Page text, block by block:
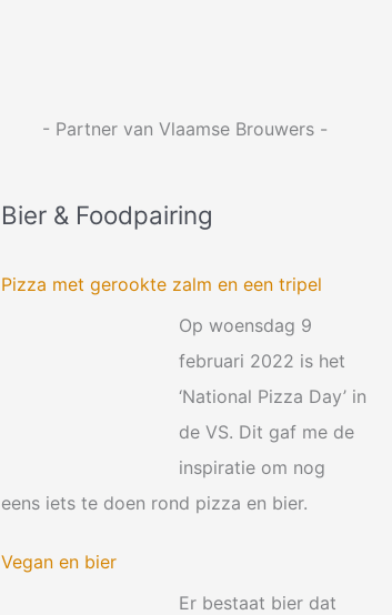
- Partner van Vlaamse Brouwers -
Bier & Foodpairing
Pizza met gerookte zalm en een tripel
Op woensdag 9
februari 2022 is het
‘National Pizza Day’ in
de VS. Dit gaf me de
inspiratie om nog
eens iets te doen rond pizza en bier.
Vegan en bier
Er bestaat bier dat